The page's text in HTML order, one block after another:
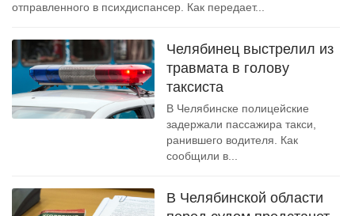
отправленного в психдиспансер. Как передает...
Челябинец выстрелил из
травмата в голову
таксиста
В Челябинске полицейские
задержали пассажира такси,
ранившего водителя. Как
сообщили в...
В Челябинской области